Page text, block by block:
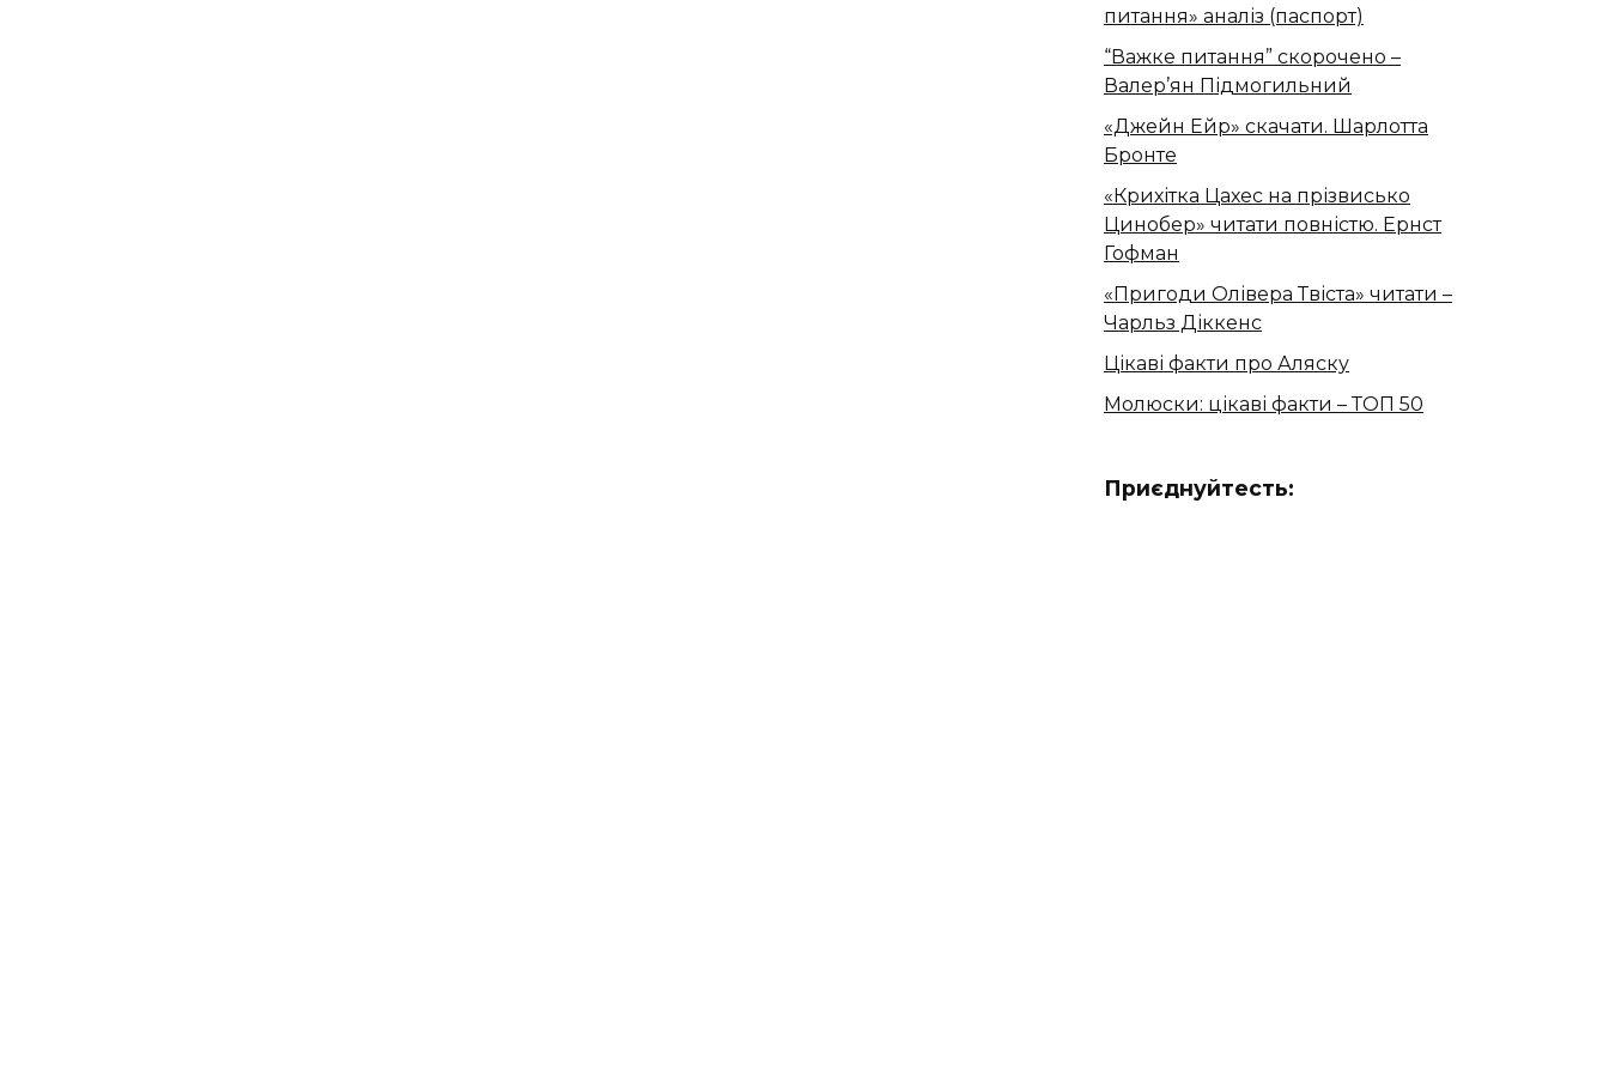
питання» аналіз (паспорт)
“Важке питання” скорочено –
Валер’ян Підмогильний
«Джейн Ейр» скачати. Шарлотта
Бронте
«Крихітка Цахес на прізвисько
Цинобер» читати повністю. Ернст
Гофман
«Пригоди Олівера Твіста» читати –
Чарльз Діккенс
Цікаві факти про Аляску
Молюски: цікаві факти – ТОП 50
Приєднуйтесть: